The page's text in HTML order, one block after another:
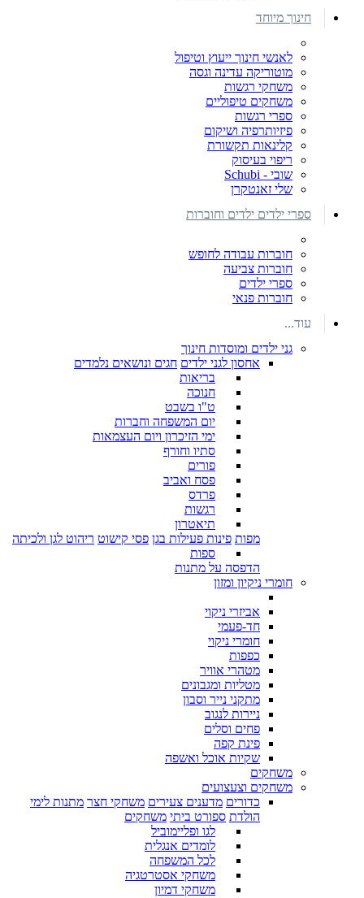
חינוך מיוחד
לאנשי חינוך ייעוץ וטיפול
מוטוריקה עדינה וגסה
משחקי רגשות
משחקים טיפוליים
ספרי רגשות
פיזיותרפיה ושיקום
קלינאות תקשורת
ריפוי בעיסוק
שובי - Schubi
שלי זאנטקרן
ספרי ילדים ילדים וחוברות
חוברות עבודה לחופש
חוברות צביעה
ספרי ילדים
חוברות פנאי
עוד...
גני ילדים ומוסדות חינוך
אחסון לגני ילדים חגים ונושאים נלמדים
בריאות
חנוכה
ט"ו בשבט
יום המשפחה וחברות
ימי הזיכרון ויום העצמאות
סתיו וחורף
פורים
פסח ואביב
פרדס
רגשות
תיאטרון
מפות פינות פעילות בגן פסי קישוט ריהוט לגן ולכיתה
ספות
הדפסה על מתנות
חומרי ניקיון ומזון
אביזרי ניקוי
חד-פעמי
חומרי ניקוי
כפפות
מטהרי אוויר
מטליות ומגבונים
מתקני נייר וסבון
ניירות לנגוב
פחים וסלים
פינת קפה
שקיות אוכל ואשפה
משחקים
משחקים וצעצועים
כדורים מדענים צעירים משחקי חצר מתנות לימי
הולדת ספורט ביתי משחקים
לגו ופליימוביל
לומדים אנגלית
לכל המשפחה
משחקי אסטרטגיה
משחקי דמיון